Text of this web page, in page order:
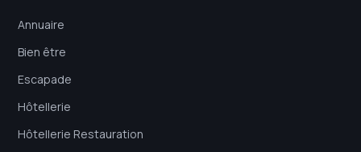
Annuaire
Bien être
Escapade
Hôtellerie
Hôtellerie Restauration